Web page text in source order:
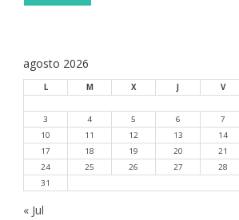
agosto 2026
L M X J V
3
4 5 6 7
10
11 12 13 14
17
18 19 20 21
24
25 26 27 28
31
« Jul